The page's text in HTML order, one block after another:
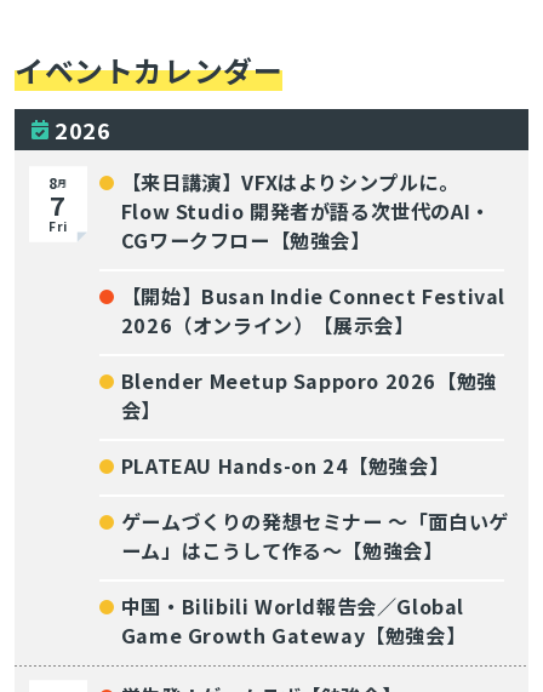
イベントカレンダー
2026
8月
7
Fri
【来日講演】VFXはよりシンプルに。
Flow Studio 開発者が語る次世代のAI・
CGワークフロー【勉強会】
【開始】Busan Indie Connect Festival
2026（オンライン）【展示会】
Blender Meetup Sapporo 2026【勉強
会】
PLATEAU Hands-on 24【勉強会】
ゲームづくりの発想セミナー ～「面白いゲ
ーム」はこうして作る～【勉強会】
中国・Bilibili World報告会／Global
Game Growth Gateway【勉強会】